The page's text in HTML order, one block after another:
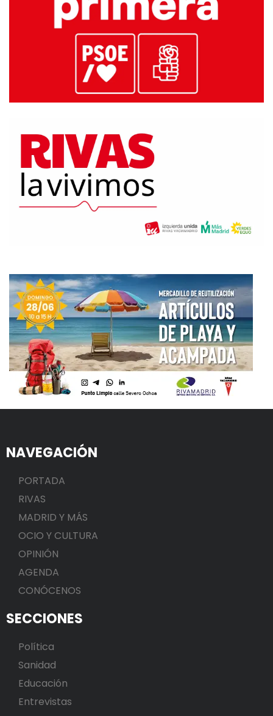
NAVEGACIÓN
PORTADA
RIVAS
MADRID Y MÁS
OCIO Y CULTURA
OPINIÓN
AGENDA
CONÓCENOS
SECCIONES
Política
Sanidad
Educación
Entrevistas